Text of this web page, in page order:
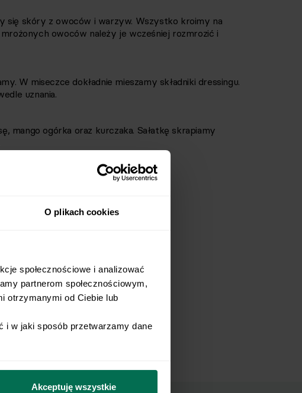
O plikach cookies
społecznościowe i analizować
partnerom społecznościowym,
otrzymanymi od Ciebie lub
i w jaki sposób przetwarzamy dane
Akceptuję wszystkie
się skóry z owoców i warzyw. Wszystko kroimy na
owoców należy je wcześniej rozmrozić i
W miseczce dokładnie mieszamy składniki dressingu.
uznania.
mango ogórka oraz kurczaka. Sałatkę skrapiamy